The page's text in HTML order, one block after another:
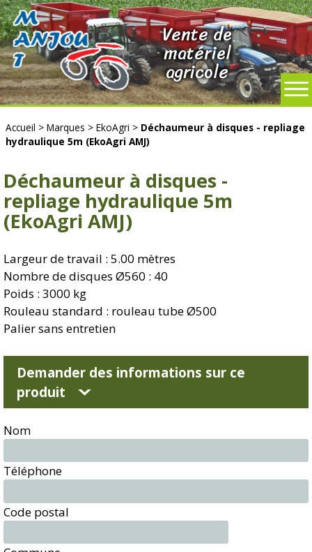
Vente de
matériel
agricole
Accueil >Marques >EkoAgri > Déchaumeur à disques - repliage
hydraulique 5m (EkoAgri AMJ)
Déchaumeur à disques -
repliage hydraulique 5m
(EkoAgri AMJ)
Largeur de travail : 5.00 mètres
Nombre de disques Ø560 : 40
Poids : 3000 kg
Rouleau standard : rouleau tube Ø500
Palier sans entretien
Demander des informations sur ce
produit
Nom
Téléphone
Code postal